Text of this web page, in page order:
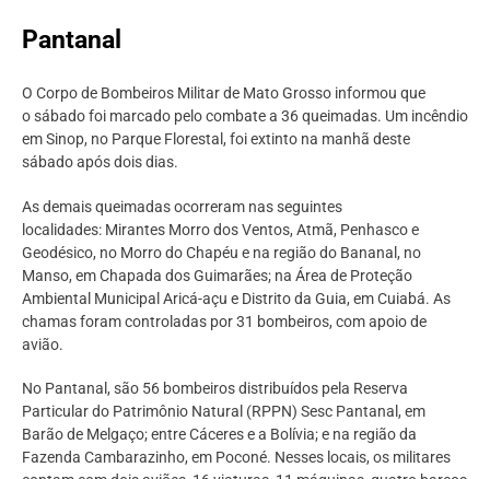
Pantanal
O Corpo de Bombeiros Militar de Mato Grosso informou que
o sábado foi marcado pelo combate a 36 queimadas. Um incêndio
em Sinop, no Parque Florestal, foi extinto na manhã deste
sábado após dois dias.
As demais queimadas ocorreram nas seguintes
localidades: Mirantes Morro dos Ventos, Atmã, Penhasco e
Geodésico, no Morro do Chapéu e na região do Bananal, no
Manso, em Chapada dos Guimarães; na Área de Proteção
Ambiental Municipal Aricá-açu e Distrito da Guia, em Cuiabá. As
chamas foram controladas por 31 bombeiros, com apoio de
avião.
No Pantanal, são 56 bombeiros distribuídos pela Reserva
Particular do Patrimônio Natural (RPPN) Sesc Pantanal, em
Barão de Melgaço; entre Cáceres e a Bolívia; e na região da
Fazenda Cambarazinho, em Poconé. Nesses locais, os militares